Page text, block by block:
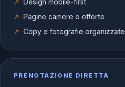
Design mobile-first
Pagine camere e offerte
Copy e fotografie organizzate
PRENOTAZIONE DIRETTA